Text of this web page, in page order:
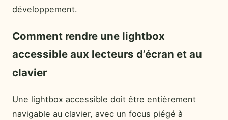
développement.
Comment rendre une lightbox
accessible aux lecteurs d’écran et au
clavier
Une lightbox accessible doit être entièrement
navigable au clavier, avec un focus piégé à